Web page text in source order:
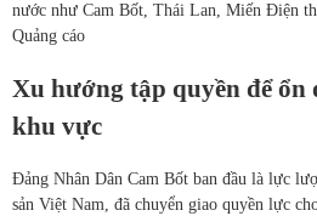
nước như Cam Bốt, Thái Lan, Miến Điện
Quảng cáo
Xu hướng tập quyền để
khu vực
Đảng Nhân Dân Cam Bốt ban đầu là lực
sản Việt Nam, đã chuyển giao quyền lực